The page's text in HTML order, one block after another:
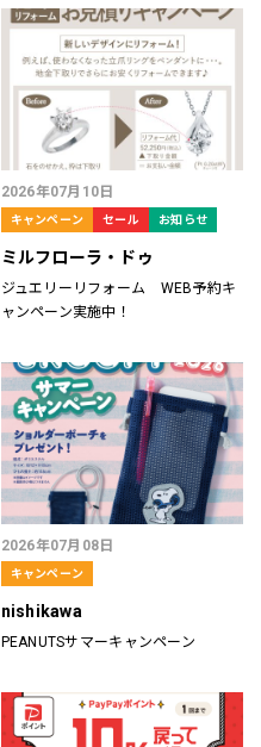
2026年07月10日
キャンペーン セール お知らせ
ミルフローラ・ドゥ
ジュエリーリフォーム WEB予約キ
ャンペーン実施中！
2026年07月08日
キャンペーン
nishikawa
PEANUTSサマーキャンペーン